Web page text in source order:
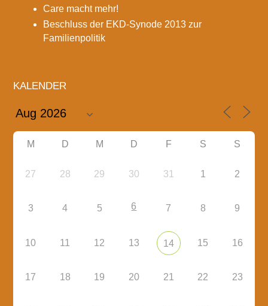
Care macht mehr!
Beschluss der EKD-Synode 2013 zur
Familienpolitik
KALENDER
M D M D F S S
27 28 29 30 31 1 2
3 4 5 6 7 8 9
10 11 12 13 14 15 16
17 18 19 20 21 22 23